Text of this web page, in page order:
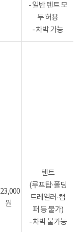
- 일반 텐트 모
두 허용
- 차박 가능
23,000
원
텐트
(루프탑·폴딩
트레일러·캠
퍼 등 불가)
- 차박 불가능